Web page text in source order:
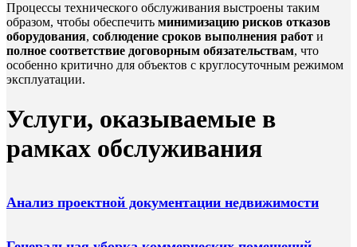
Процессы технического обслуживания выстроены таким
образом, чтобы обеспечить минимизацию рисков отказов
оборудования, соблюдение сроков выполнения работ и
полное соответствие договорным обязательствам, что
особенно критично для объектов с круглосуточным режимом
эксплуатации.
Услуги, оказываемые в
рамках обслуживания
Анализ проектной документации недвижимости